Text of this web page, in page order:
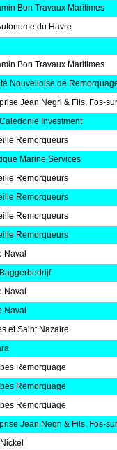
Bon Travaux Maritimes
du Havre
Bon Travaux Maritimes
Nouvelloise de
Jean Negri & Fils, Fos-
Investment
Remorqueurs
Marine Services
Remorqueurs
Remorqueurs
Remorqueurs
Remorqueurs
Naval
Naval
Naval
et Saint Nazaire
Remorquage
Remorquage
Remorquage
Jean Negri & Fils, Fos-